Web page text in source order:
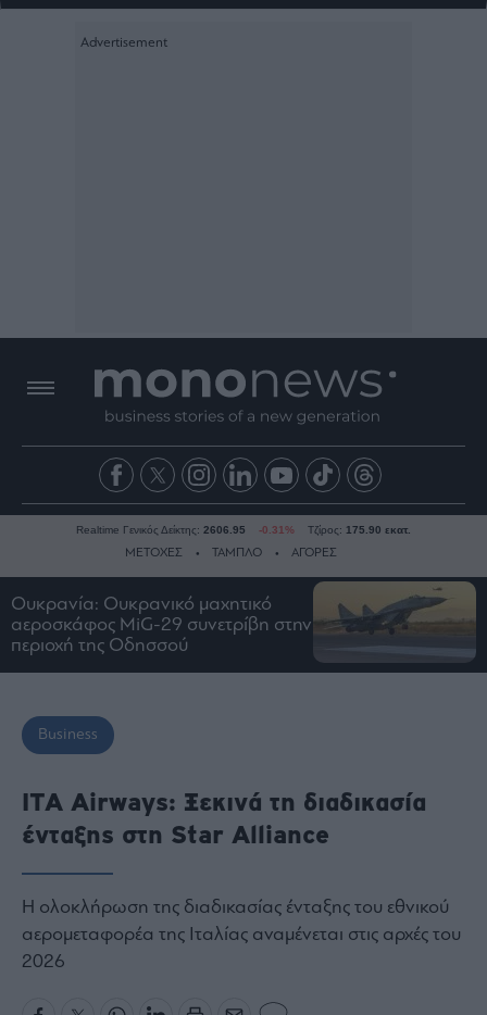
Ειδήσεις
Τράπεζες
Real
Estate
Ενέργεια
Πολιτική
Πολιτισμός
Κοινωνία
Law
Bloomberg
Realtime Γενικός Δείκτης: 2606.95 -0.31% Τζίρος: 175.90 εκατ.
ΜΕΤΟΧΕΣ ΤΑΜΠΛΟ ΑΓΟΡΕΣ
Ουκρανία: Ουκρανικό μαχητικό
αεροσκάφος MiG-29 συνετρίβη στην
περιοχή της Οδησσού
Business
ΙΤΑ Airways: Ξεκινά τη διαδικασία
ένταξης στη Star Alliance
Η ολοκλήρωση της διαδικασίας ένταξης του εθνικού
αερομεταφορέα της Ιταλίας αναμένεται στις αρχές του
2026